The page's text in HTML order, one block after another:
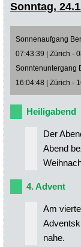
Sonntag,
Sonnenaufgang
07:43:39 | Zürich -
Sonntenuntergang
16:04:48 | Zürich -
Heiligabend
Der
Abend
4. Advent
Am
nahe.